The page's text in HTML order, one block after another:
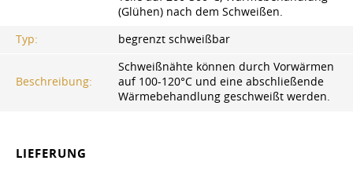
(Glühen) nach dem Schweißen.
Typ:
begrenzt schweißbar
Beschreibung:
Schweißnähte können durch Vorwärmen
auf 100-120°C und eine abschließende
Wärmebehandlung geschweißt werden.
LIEFERUNG